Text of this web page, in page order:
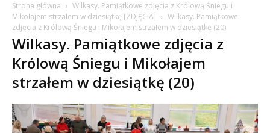
Strona główna
Wilkasy. Pamiątkowe zdjęcia z Królową Śniegu i
Mikołajem strzałem w dziesiątkę [ZDJĘCIA]
Wilkasy. Pamiątkowe
zdjęcia z Królową Śniegu i Mikołajem strzałem w dziesiątkę (20)
Wilkasy. Pamiątkowe zdjęcia z
Królową Śniegu i Mikołajem
strzałem w dziesiątkę (20)